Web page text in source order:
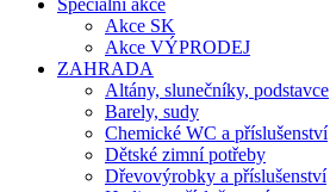
Speciální akce
Akce SK
Akce VÝPRODEJ
ZAHRADA
Altány, slunečníky, podstavce
Barely, sudy
Chemické WC a příslušenství
Dětské zimní potřeby
Dřevovýrobky a příslušenství